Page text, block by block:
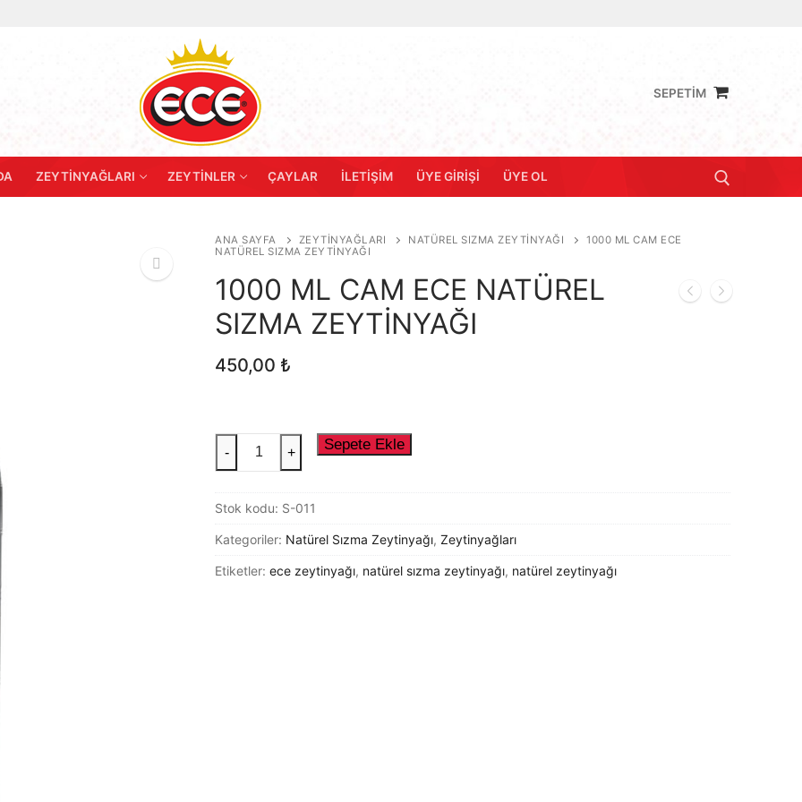
SEPETİM
ZEYTINYAĞLARI ZEYTINLER ÇAYLAR İLETIŞIM ÜYE GIRIŞI ÜYE OL
ANA SAYFA ZEYTINYAĞLARI NATÜREL SIZMA ZEYTINYAĞI
1000 ML CAM ECE
NATÜREL SIZMA ZEYTİNYAĞI
1000 ML CAM ECE NATÜREL
SIZMA ZEYTİNYAĞI
450,00 ₺
ML
ECE
NATÜREL
ZEYTİNYAĞI
- + Sepete Ekle
Stok kodu: S-011
Kategoriler: Natürel Sızma Zeytinyağı, Zeytinyağları
Etiketler: ece zeytinyağı, natürel sızma zeytinyağı, natürel zeytinyağı